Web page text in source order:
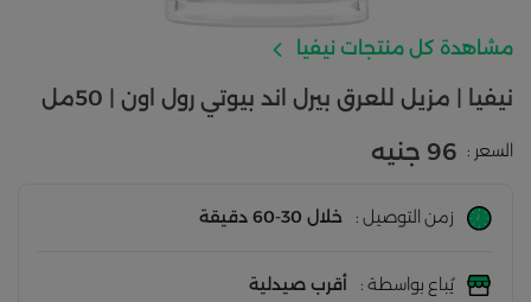
مشاهدة كل منتجات نيفيا
نيفيا | مزيل للعرق بيرل اند بيوتي رول اون | 50مل
السعر : 96 جنيه
زمن التوصيل : خلال 30-60 دقيقة
يُباع بواسطة : أقرب صيدلية